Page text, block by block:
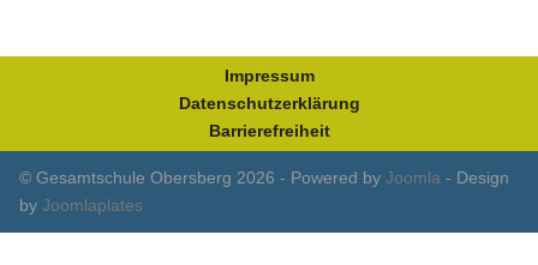
Impressum
Datenschutzerklärung
Barrierefreiheit
© Gesamtschule Obersberg 2026 - Powered byJoomla - Design
byJoomlaplates